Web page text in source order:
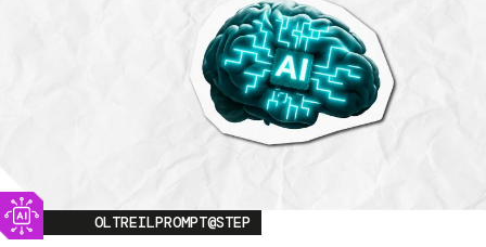
Image
OLTREILPROMPT@STEP